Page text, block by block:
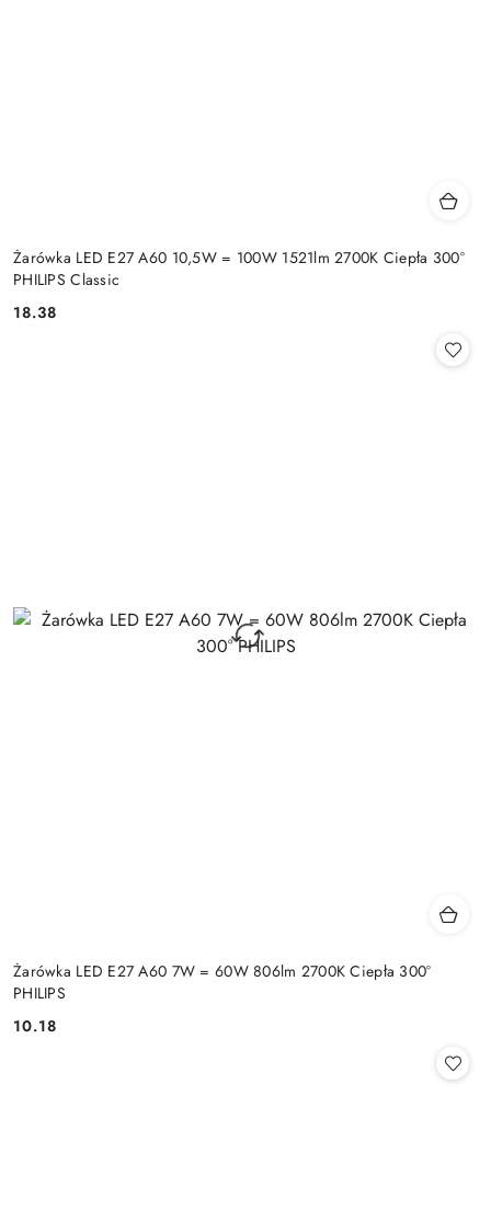
Żarówka LED E27 A60 10,5W = 100W 1521lm 2700K Ciepła 300°
PHILIPS Classic
Cena:
18.38
Żarówka LED E27 A60 7W = 60W 806lm 2700K Ciepła 300°
PHILIPS
Cena:
10.18